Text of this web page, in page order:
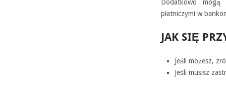
Dodatkowo mogą
płatniczymi w
JAK SIĘ
Jeśli możesz,
Jeśli musisz